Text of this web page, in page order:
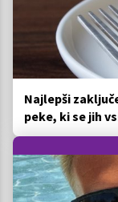
Najlepši
peke, ki se jih